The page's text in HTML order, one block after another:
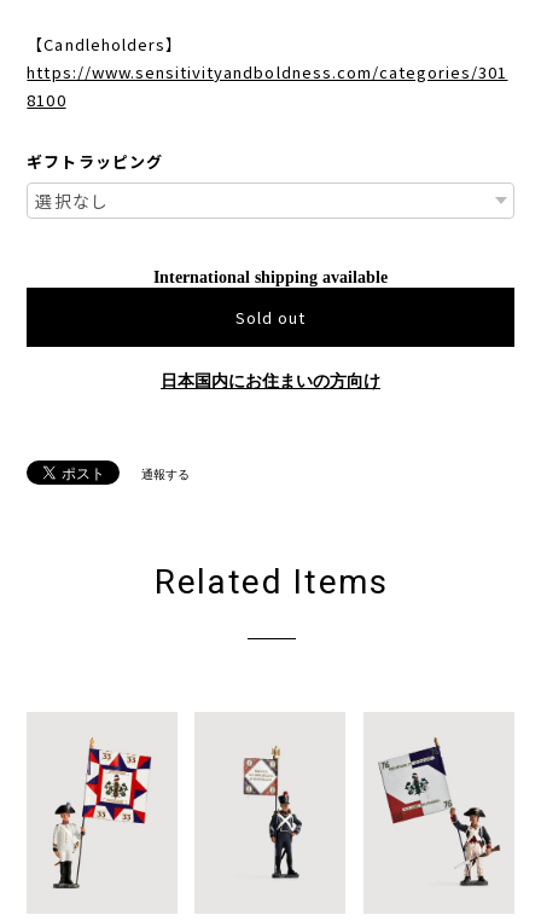
【Candleholders】
https://www.sensitivityandboldness.com/categories/301
8100
ギフトラッピング
International shipping available
Sold out
日本国内にお住まいの方向け
通報する
Related Items